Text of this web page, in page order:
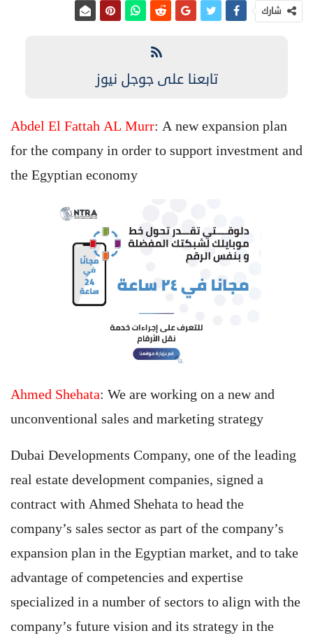
شارك
تابعنا على جوجل نيوز
Abdel El Fattah AL Murr: A new expansion plan
for the company in order to support investment and
the Egyptian economy
Ahmed Shehata: We are working on a new and
unconventional sales and marketing strategy
Dubai Developments Company, one of the leading
real estate development companies, signed a
contract with Ahmed Shehata to head the
company’s sales sector as part of the company’s
expansion plan in the Egyptian market, and to take
advantage of competencies and expertise
specialized in a number of sectors to align with the
company’s future vision and its strategy in the